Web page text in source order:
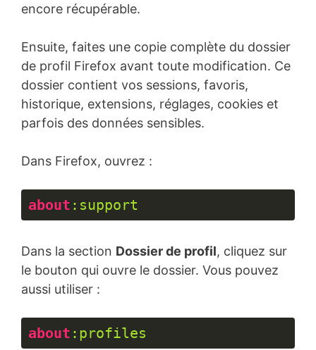
encore récupérable.
Ensuite, faites une copie complète du dossier
de profil Firefox avant toute modification. Ce
dossier contient vos sessions, favoris,
historique, extensions, réglages, cookies et
parfois des données sensibles.
Dans Firefox, ouvrez :
about :support
code :
CSS
(css)
Dans la section Dossier de profil, cliquez sur
le bouton qui ouvre le dossier. Vous pouvez
aussi utiliser :
about :profiles